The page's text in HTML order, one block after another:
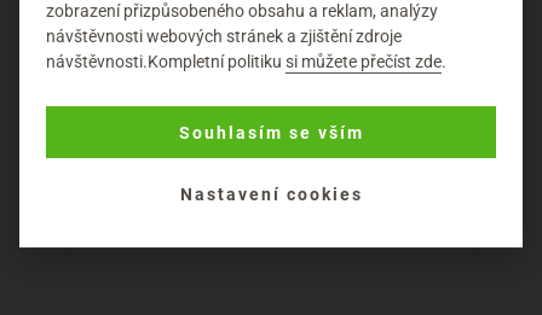
Vánoce Včelí produkty Vůně Yarrah
Zahrada a pěstování ZAO Zdraví
Život v Biooo Životní styl
zobrazení přizpůsobeného obsahu a reklam, analýzy
návštěvnosti webových stránek a zjištění zdroje
návštěvnosti.Kompletní politikusi můžete přečíst zde.
Souhlasím se vším
Nastavení cookies